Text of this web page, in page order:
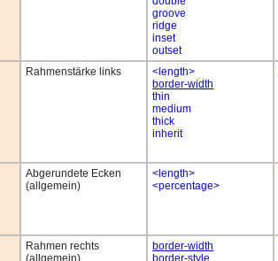
groove
ridge
inset
outset
Rahmenstärke links
<length>
border-width
thin
medium
thick
inherit
Abgerundete Ecken
(allgemein)
<length>
<percentage>
Rahmen rechts
(allgemein)
border-width
border-style